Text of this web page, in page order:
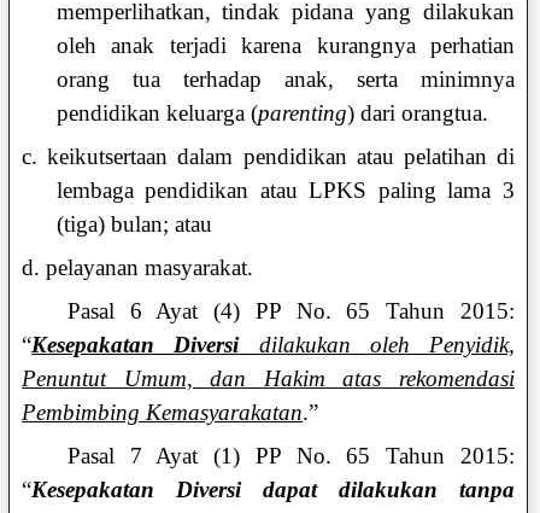
memperlihatkan, tindak pidana yang dilakukan
oleh anak terjadi karena kurangnya perhatian
orang tua terhadap anak, serta minimnya
pendidikan keluarga (parenting) dari orangtua.
c. keikutsertaan dalam pendidikan atau pelatihan di
lembaga pendidikan atau LPKS paling lama 3
(tiga) bulan; atau
d. pelayanan masyarakat.
Pasal 6 Ayat (4) PP No. 65 Tahun 2015:
“Kesepakatan Diversidilakukan oleh Penyidik,
Penuntut Umum, dan Hakim atas rekomendasi
Pembimbing Kemasyarakatan.”
Pasal 7 Ayat (1) PP No. 65 Tahun 2015:
“Kesepakatan Diversi dapat dilakukan tanpa